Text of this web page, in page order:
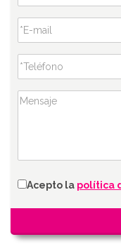
Acepto la política